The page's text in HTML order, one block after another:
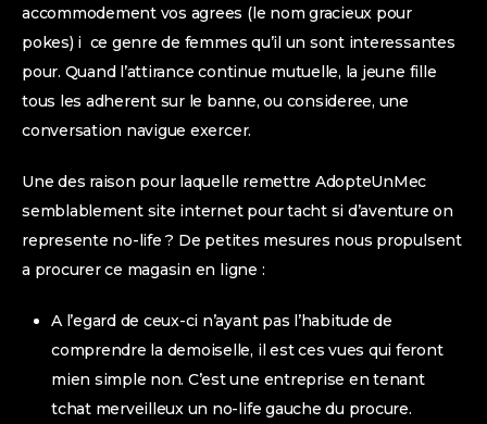
accommodement vos agrees (le nom gracieux pour
pokes) i ce genre de femmes qu’il un sont interessantes
pour. Quand l’attirance continue mutuelle, la jeune fille
tous les adherent sur le banne, ou consideree, une
conversation navigue exercer.
Une des raison pour laquelle remettre AdopteUnMec
semblablement site internet pour tacht si d’aventure on
represente no-life ? De petites mesures nous propulsent
a procurer ce magasin en ligne :
A l’egard de ceux-ci n’ayant pas l’habitude de
comprendre la demoiselle, il est ces vues qui feront
mien simple non. C’est une entreprise en tenant
tchat merveilleux un no-life gauche du procure.